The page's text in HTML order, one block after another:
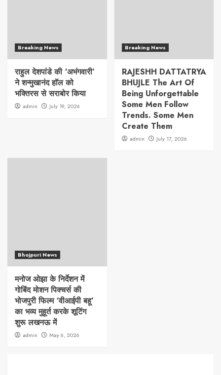
Breaking News
राहुल देशपांडे की ‘अभंगवारी’
ने शन्मुखानंद हॉल को
भक्तिरस से सराबोर किया
admin July 19, 2026
Breaking News
RAJESHH DATTATRYA
BHUJLE The Art Of
Being Unforgettable
Some Men Follow
Trends. Some Men
Create Them
admin July 17, 2026
Bhojpuri News
मनोज ओझा के निर्देशन में
गोबिंद मोशन पिक्चर्स की
भोजपुरी फिल्म ‘वीआईपी बहू’
का भव्य मुहूर्त करके शूटिंग
शुरू लखनऊ में
admin May 6, 2026